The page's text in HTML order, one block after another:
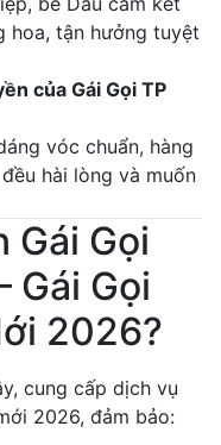
hoa, tận hưởng tuyệt
của Gái Gọi TP
vóc chuẩn, hàng
hài lòng và muốn
Gái Gọi
Gái Gọi
2026?
cung cấp dịch vụ
2026, đảm bảo: